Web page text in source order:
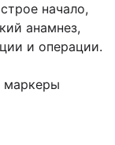
начало,
анамнез,
и операции.
маркеры